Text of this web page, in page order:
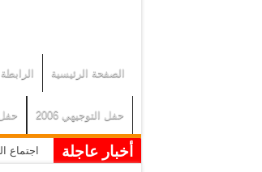
الصفحة الرئيسية الرابطة
حفل التوجيهي 2006 حفل
أخبار عاجلة اجتماع